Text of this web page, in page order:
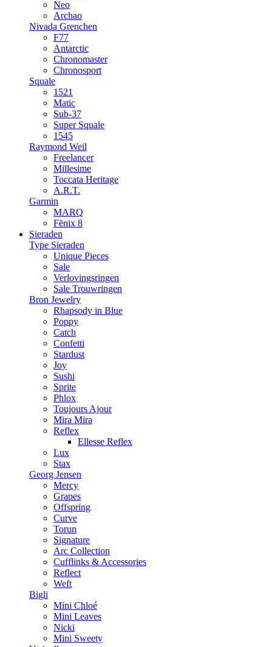
Neo
Archao
Nivada Grenchen
F77
Antarctic
Chronomaster
Chronosport
Squale
1521
Matic
Sub-37
Super Squale
1545
Raymond Weil
Freelancer
Millesime
Toccata Heritage
A.R.T.
Garmin
MARQ
Fēnix 8
Sieraden
Type Sieraden
Unique Pieces
Sale
Verlovingsringen
Sale Trouwringen
Bron Jewelry
Rhapsody in Blue
Poppy
Catch
Confetti
Stardust
Joy
Sushi
Sprite
Phlox
Toujours Ajour
Mira Mira
Reflex
Ellesse Reflex
Lux
Stax
Georg Jensen
Mercy
Grapes
Offspring
Curve
Torun
Signature
Arc Collection
Cufflinks & Accessories
Reflect
Weft
Bigli
Mini Chloé
Mini Leaves
Nicki
Mini Sweety